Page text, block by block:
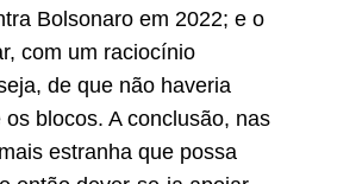
Bolsonaro em 2022; e o
com um raciocínio
de que não haveria
os blocos. A conclusão, nas
estranha que possa